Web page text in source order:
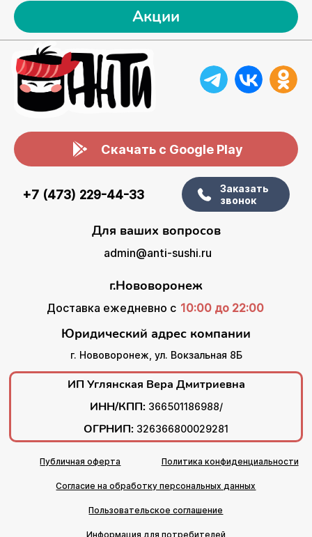
Акции
Скачать с Google Play
+7 (473) 229-44-33
Заказать
звонок
Для ваших вопросов
admin@anti-sushi.ru
г.Нововоронеж
Доставка ежедневно с 10:00 до 22:00
Юридический адрес компании
г. Нововоронеж, ул. Вокзальная 8Б
ИП Углянская Вера Дмитриевна
ИНН/КПП: 366501186988/
ОГРНИП: 326366800029281
Публичная оферта Политика конфиденциальности
Согласие на обработку персональных данных
Пользовательское соглашение
Информация для потребителей